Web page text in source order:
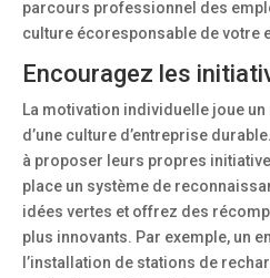
parcours professionnel des
culture écoresponsable de votre
Encouragez les
La motivation individuelle joue
d’une culture d’entreprise
à proposer leurs propres
place un système de
idées vertes et offrez des
plus innovants. Par exemple, un
l’installation de stations de